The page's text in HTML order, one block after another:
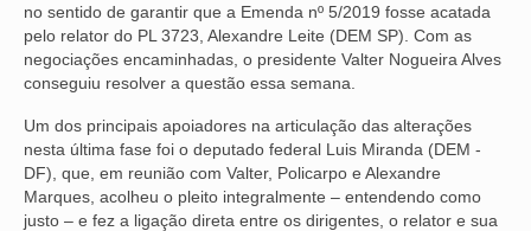
LGBTQIA+
MULHERES
OFICIAIS DE JUSTIÇA
SAÚDE
SOLIDARIEDADE
no sentido de garantir que a Emenda nº 5/2019 fosse acatada
pelo relator do PL 3723, Alexandre Leite (DEM SP). Com as
negociações encaminhadas, o presidente Valter Nogueira Alves
conseguiu resolver a questão essa semana.
Um dos principais apoiadores na articulação das alterações
nesta última fase foi o deputado federal Luis Miranda (DEM -
DF), que, em reunião com Valter, Policarpo e Alexandre
Marques, acolheu o pleito integralmente – entendendo como
justo – e fez a ligação direta entre os dirigentes, o relator e sua